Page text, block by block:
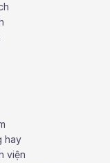
hay
viện